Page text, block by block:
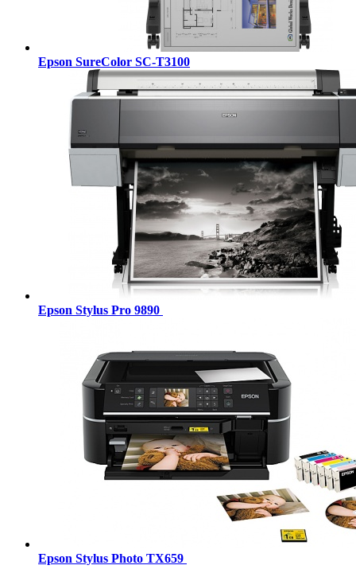
Epson SureColor SC-T3100
Epson Stylus Pro 9890
Epson Stylus Photo TX659